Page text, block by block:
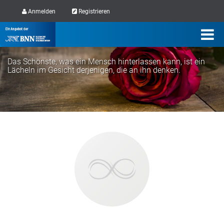
Anmelden Registrieren
Das Schönste, was ein Mensch hinterlassen kann, ist ein
Lächeln im Gesicht derjenigen, die an ihn denken.